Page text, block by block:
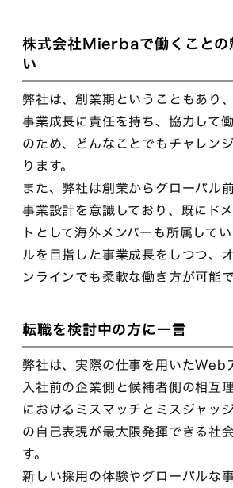
株式会社Mierbaで働くことの
い
弊社は、創業期ということもあり
事業成長に責任を持ち、協力して
のため、どんなことでもチャレン
ります。
また、弊社は創業からグローバル
事業設計を意識しており、既にド
トとして海外メンバーも所属して
ルを目指した事業成長をしつつ、
ンラインでも柔軟な働き方が可能で
転職を検討中の方に一言
弊社は、実際の仕事を用いたWeb
入社前の企業側と候補者側の相互
におけるミスマッチとミスジャッ
の自己表現が最大限発揮できる社
す。
新しい採用の体験やグローバルな